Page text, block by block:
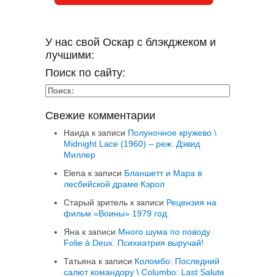
У нас свой Оскар с блэкджеком и
лучшими:
Поиск по сайту:
Свежие комментарии
Наида к записи Полуночное кружево \
Midnight Lace (1960) – реж. Дэвид
Миллер
Elena к записи Бланшетт и Мара в
лесбийской драме Кэрол
Старый зритель к записи Рецензия на
фильм «Воины» 1979 год.
Яна к записи Много шума по поводу
Folie à Deux. Психиатрия выручай!
Татьяна к записи Коломбо: Последний
салют командору \ Columbo: Last Salute